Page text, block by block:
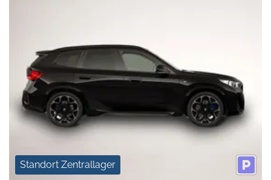
Standort Zentrallager